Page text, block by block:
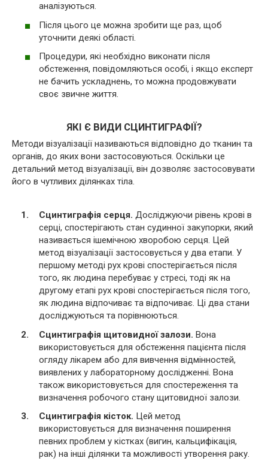
аналізуються.
Після цього це можна зробити ще раз, щоб
уточнити деякі області.
Процедури, які необхідно виконати після
обстеження, повідомляються особі, і якщо експерт
не бачить ускладнень, то можна продовжувати
своє звичне життя.
ЯКІ Є ВИДИ СЦИНТИГРАФІЇ?
Методи візуалізації називаються відповідно до тканин та
органів, до яких вони застосовуються. Оскільки це
детальний метод візуалізації, він дозволяє застосовувати
його в чутливих ділянках тіла.
Сцинтиграфія серця. Досліджуючи рівень крові в
серці, спостерігають стан судинної закупорки, який
називається ішемічною хворобою серця. Цей
метод візуалізації застосовується у два етапи. У
першому методі рух крові спостерігається після
того, як людина перебуває у стресі, тоді як на
другому етапі рух крові спостерігається після того,
як людина відпочиває та відпочиває. Ці два стани
досліджуються та порівнюються.
Сцинтиграфія щитовидної залози. Вона
використовується для обстеження пацієнта після
огляду лікарем або для вивчення відмінностей,
виявлених у лабораторному дослідженні. Вона
також використовується для спостереження та
визначення робочого стану щитовидної залози.
Сцинтиграфія кісток. Цей метод
використовується для визначення поширення
певних проблем у кістках (вигин, кальцифікація,
рак) на інші ділянки та можливості утворення раку.